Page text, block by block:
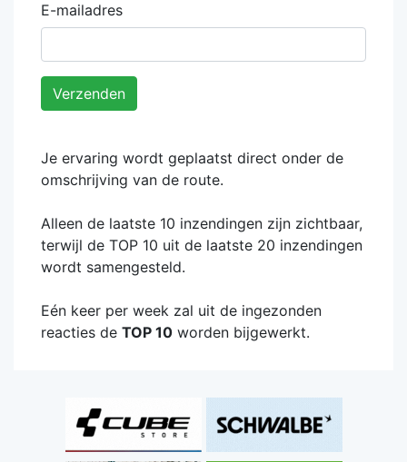
E-mailadres
Verzenden
Je ervaring wordt geplaatst direct onder de
omschrijving van de route.
Alleen de laatste 10 inzendingen zijn zichtbaar,
terwijl de TOP 10 uit de laatste 20 inzendingen
wordt samengesteld.
Eén keer per week zal uit de ingezonden
reacties de TOP 10 worden bijgewerkt.